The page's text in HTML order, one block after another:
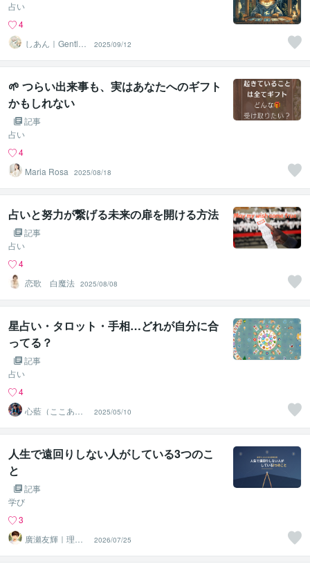
占い
4
しあん｜Gentle
Tarot
2025/09/12
🌱 つらい出来事も、実はあなたへのギフト
かもしれない
記事
占い
4
Maria Rosa
2025/08/18
占いと努力が繋げる未来の扉を開ける方法
記事
占い
4
恋歌 白魔法 2025/08/08
星占い・タロット・手相…どれが自分に合
ってる？
記事
占い
4
心藍（ここあ）│
恋愛縁結びタロ
ット
2025/05/10
人生で遠回りしない人がしている3つのこ
と
記事
学び
3
廣瀬友輝｜理想
の人生を実現さ
せる味方
2026/07/25